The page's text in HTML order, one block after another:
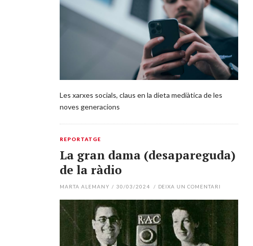
Les xarxes socials, claus en la dieta mediàtica de les
noves generacions
REPORTATGE
La gran dama (desapareguda)
de la ràdio
MARTA ALEMANY / 30/03/2024 / DEIXA UN COMENTARI